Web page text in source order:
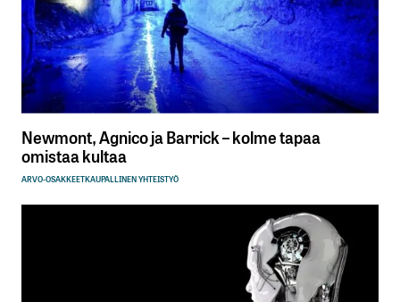
Newmont, Agnico ja Barrick – kolme tapaa
omistaa kultaa
ARVO-OSAKKEETKAUPALLINEN YHTEISTYÖ